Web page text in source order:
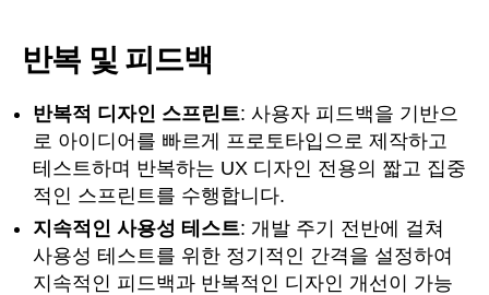
반복 및 피드백
반복적 디자인 스프린트: 사용자 피드백을 기반으
로 아이디어를 빠르게 프로토타입으로 제작하고
테스트하며 반복하는 UX 디자인 전용의 짧고 집중
적인 스프린트를 수행합니다.
지속적인 사용성 테스트: 개발 주기 전반에 걸쳐
사용성 테스트를 위한 정기적인 간격을 설정하여
지속적인 피드백과 반복적인 디자인 개선이 가능